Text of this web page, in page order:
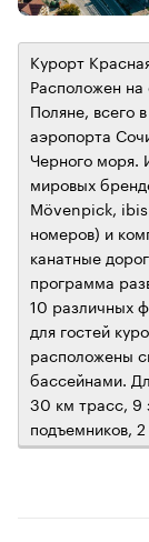
Курорт
Расположен на
Поляне, всего
аэропорта
Черного моря.
мировых
Mövenpick,
номеров) и
канатные
программа
10 различных
для гостей
расположены
бассейнами.
30 км трасс, 9
подъемников,